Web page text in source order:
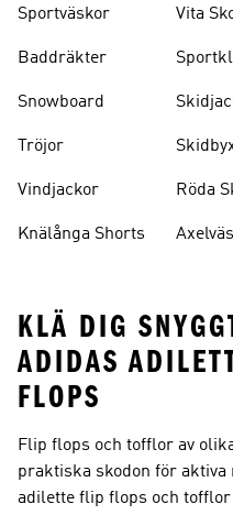
Sportväskor
Baddräkter
Snowboard
Tröjor
Vindjackor
Knälånga Shorts
Vita
Röda
KLÄ DIG
ADIDAS
FLOPS
Flip flops och tofflor av
praktiska skodon för
adilette flip flops och